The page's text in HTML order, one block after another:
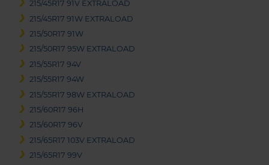
215/45R17 91V EXTRALOAD
215/45R17 91W EXTRALOAD
215/50R17 91W
215/50R17 95W EXTRALOAD
215/55R17 94V
215/55R17 94W
215/55R17 98W EXTRALOAD
215/60R17 96H
215/60R17 96V
215/65R17 103V EXTRALOAD
215/65R17 99V